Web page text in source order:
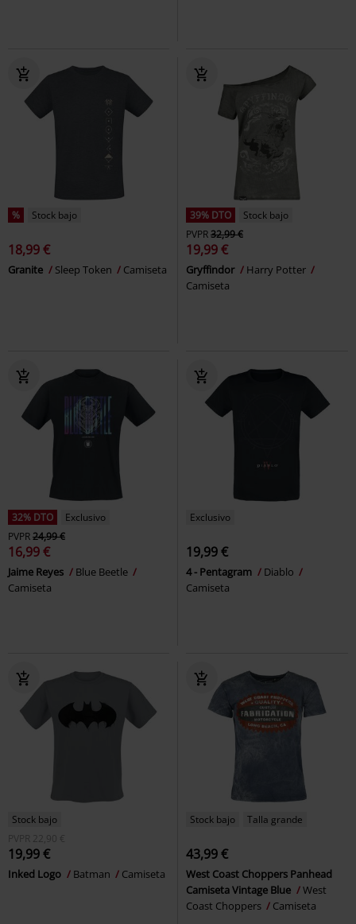
% Stock bajo
18,99 €
Granite Sleep Token Camiseta
39% DTO
Stock bajo
PVPR32,99 €
19,99 €
Gryffindor
Harry Potter
Camiseta
32% DTO
Exclusivo
PVPR24,99 €
16,99 €
Jaime Reyes
Blue Beetle
Camiseta
Exclusivo
19,99 €
4 - Pentagram
Diablo
Camiseta
Stock bajo
PVPR 22,90 €
19,99 €
Inked Logo Batman Camiseta
Stock bajo Talla grande
43,99 €
West Coast Choppers Panhead
Camiseta Vintage Blue
West
Coast Choppers
Camiseta